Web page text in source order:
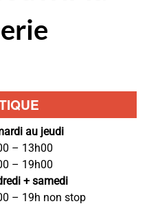
au jeudi
– 13h00
– 19h00
+ samedi
– 19h non stop